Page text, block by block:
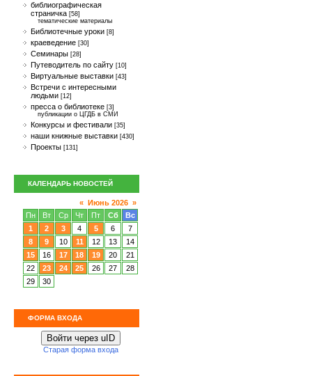
библиографическая
страничка [58]
тематические материалы
Библиотечные уроки [8]
краеведение [30]
Семинары [28]
Путеводитель по сайту [10]
Виртуальные выставки [43]
Встречи с интересными
людьми [12]
пресса о библиотеке [3]
публикации о ЦГДБ в СМИ
Конкурсы и фестивали [35]
наши книжные выставки [430]
Проекты [131]
КАЛЕНДАРЬ НОВОСТЕЙ
« Июнь 2026 »
Пн
Вт Ср Чт Пт Сб
Вс
1
2 3 4 5 6
7
8
9 10 11 12 13
14
15
16 17 18 19 20
21
22
23 24 25 26 27
28
29
30
ФОРМА ВХОДА
Войти через uID
Старая форма входа